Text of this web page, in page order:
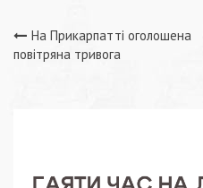
Навігація
На Прикарпатті оголошена
повітряна тривога